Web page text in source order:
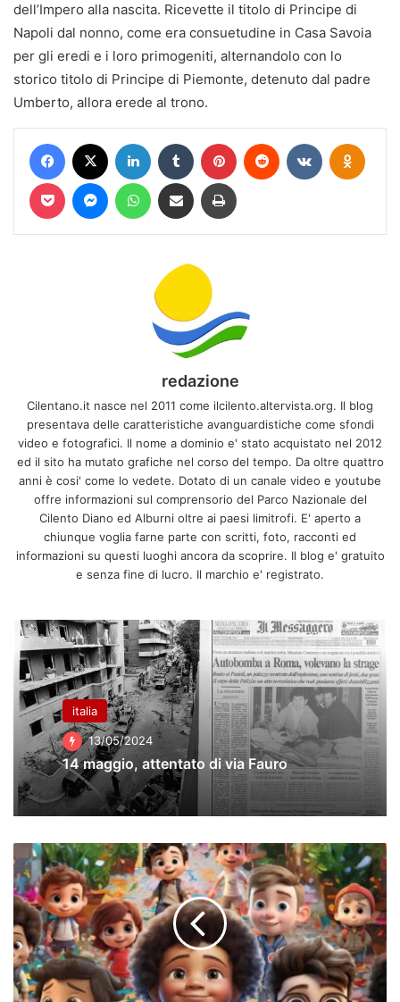
dell’Impero alla nascita. Ricevette il titolo di Principe di
Napoli dal nonno, come era consuetudine in Casa Savoia
per gli eredi e i loro primogeniti, alternandolo con lo
storico titolo di Principe di Piemonte, detenuto dal padre
Umberto, allora erede al trono.
Facebook LinkedIn Tumblr Pinterest Reddit VKontakte
Pocket MessengerWhatsAppCondividi via mail Stampa
redazione
Cilentano.it nasce nel 2011 come ilcilento.altervista.org. Il blog
presentava delle caratteristiche avanguardistiche come sfondi
video e fotografici. Il nome a dominio e' stato acquistato nel 2012
ed il sito ha mutato grafiche nel corso del tempo. Da oltre quattro
anni è cosi' come lo vedete. Dotato di un canale video e youtube
offre informazioni sul comprensorio del Parco Nazionale del
Cilento Diano ed Alburni oltre ai paesi limitrofi. E' aperto a
chiunque voglia farne parte con scritti, foto, racconti ed
informazioni su questi luoghi ancora da scoprire. Il blog e' gratuito
e senza fine di lucro. Il marchio e' registrato.
italia
13/05/2024
14 maggio, attentato di via Fauro
Carnevale
2024
ad
Ottati
-
13/2/24